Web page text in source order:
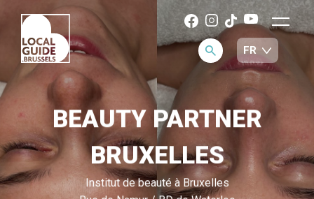
BEAUTY PARTNER
BRUXELLES
Institut de beauté à Bruxelles